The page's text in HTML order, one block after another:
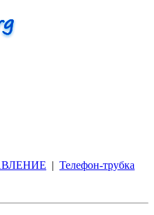
| Телефон-трубка